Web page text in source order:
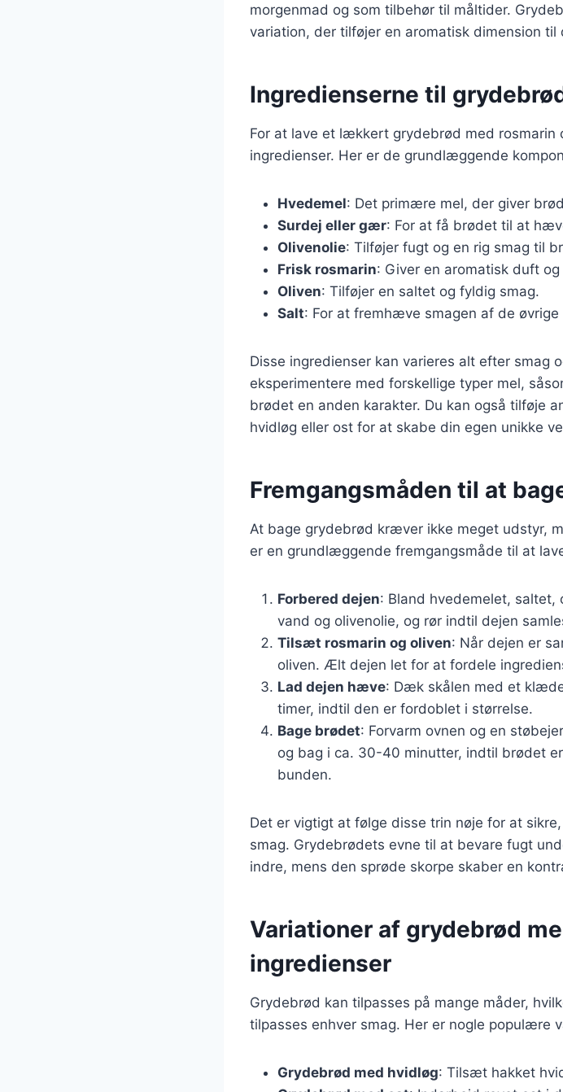
morgenmad og som tilbehør til måltider.
variation, der tilføjer en aromatisk dimension til
Ingredienserne til
For at lave et lækkert grydebrød med
ingredienser. Her er de grundlæggende
Hvedemel: Det primære mel, der giver
Surdej eller gær: For at få brødet til at
Olivenolie: Tilføjer fugt og en rig smag til
Frisk rosmarin: Giver en aromatisk duft og
Oliven: Tilføjer en saltet og fyldig smag.
Salt: For at fremhæve smagen af de øvrige
Disse ingredienser kan varieres alt efter smag
eksperimentere med forskellige typer mel,
brødet en anden karakter. Du kan også tilføje
hvidløg eller ost for at skabe din egen unikke
Fremgangsmåden til at
At bage grydebrød kræver ikke meget udstyr,
er en grundlæggende fremgangsmåde til at
Forbered dejen: Bland hvedemelet,
vand og olivenolie, og rør indtil dejen
Tilsæt rosmarin og oliven: Når dejen er
oliven. Ælt dejen let for at fordele
Lad dejen hæve: Dæk skålen med et
timer, indtil den er fordoblet i størrelse.
Bage brødet: Forvarm ovnen og en
og bag i ca. 30-40 minutter, indtil brødet
bunden.
Det er vigtigt at følge disse trin nøje for at
smag. Grydebrødets evne til at bevare fugt
indre, mens den sprøde skorpe skaber en
Variationer af grydebrød
ingredienser
Grydebrød kan tilpasses på mange måder,
tilpasses enhver smag. Her er nogle populære
Grydebrød med hvidløg: Tilsæt hakket